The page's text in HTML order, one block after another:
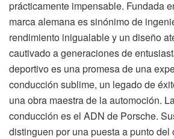
prácticamente impensable. Fundada
marca alemana es sinónimo de
rendimiento inigualable y un diseño
cautivado a generaciones de
deportivo es una promesa de una
conducción sublime, un legado de
una obra maestra de la automoción.
conducción es el ADN de Porsche.
distinguen por una puesta a punto del